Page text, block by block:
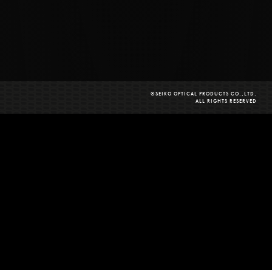
©SEIKO OPTICAL PRODUCTS CO.,LTD.
ALL RIGHTS RESERVED